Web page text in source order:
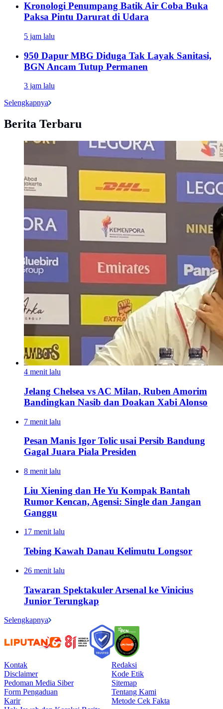
Kronologi Penumpang Batik Air Coba Buka
Paksa Pintu Darurat di Udara
5 jam lalu
950 Dapur MBG Diduga Tak Layak Sanitasi,
BGN Ancam Tutup Permanen
3 jam lalu
Selengkapnya
Berita Terbaru
4 menit lalu
Jelang Chelsea vs AC Milan, Ruben Amorim
Bandingkan Nasib dan Doakan Xabi Alonso
7 menit lalu
Pesan Manis Igor Tolic usai Persib Bandung
Gagal Juara Piala Presiden
8 menit lalu
Liu Xiening dan He Yu Kompak Bantah
Rumor Kencan, Agensi: Single dan Jangan
Ganggu
17 menit lalu
Tebing Kawah Danau Kelimutu Longsor
26 menit lalu
Tawaran Spektakuler Arsenal ke Vinicius
Junior Terungkap
Selengkapnya
Kontak
Redaksi
Disclaimer
Kode Etik
Pedoman Media Siber
Sitemap
Form Pengaduan
Tentang Kami
Karir
Metode Cek Fakta